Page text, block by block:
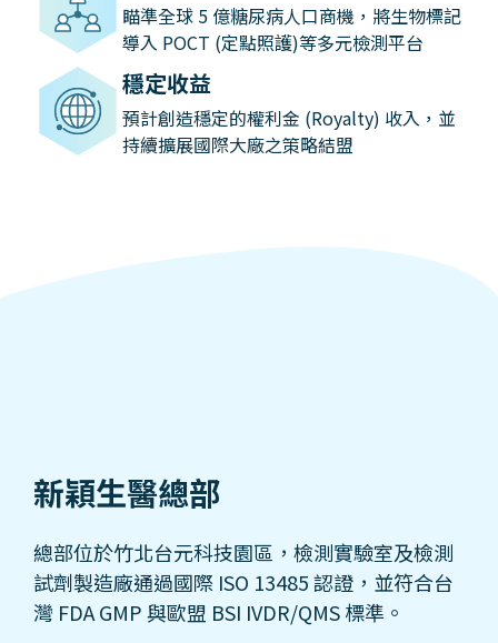
瞄準全球 5 億糖尿病人口商機，將生物標記
導入 POCT (定點照護)等多元檢測平台
穩定收益
預計創造穩定的權利金 (Royalty) 收入，並
持續擴展國際大廠之策略結盟
新穎生醫總部
總部位於竹北台元科技園區，檢測實驗室及檢測
試劑製造廠通過國際 ISO 13485 認證，並符合台
灣 FDA GMP 與歐盟 BSI IVDR/QMS 標準。